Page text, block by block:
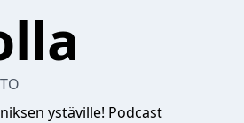
ystäville! Podcast